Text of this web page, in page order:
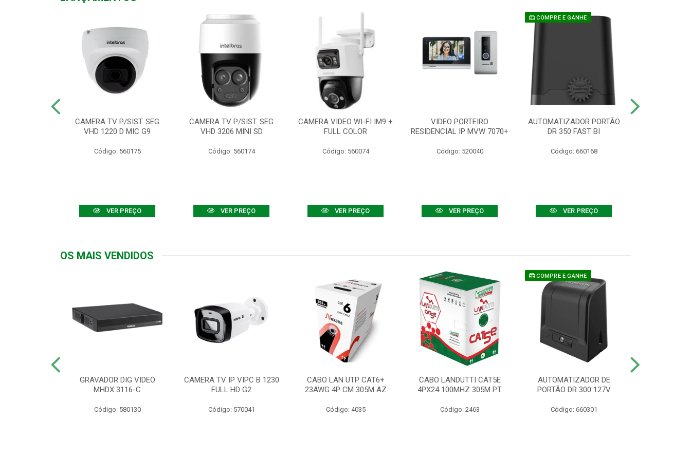
CAMERA TV P/SIST. SEG
VHD 1220 D MIC G9
Código: 560175
VER PREÇO
CAMERA TV P/SIST. SEG
VHD 3206 MINI SD
Código: 560174
VER PREÇO
CAMERA VIDEO WI-FI IM9 +
FULL COLOR
Código: 560074
VER PREÇO
VIDEO PORTEIRO
RESIDENCIAL IP MVW 7070+
Código: 520040
VER PREÇO
COMPRE E GANHE
AUTOMATIZADOR PORTÃO
DR 350 FAST BI
Código: 660168
VER PREÇO
OS MAIS VENDIDOS
GRAVADOR DIG VIDEO
MHDX 3116-C
Código: 580130
CAMERA TV IP VIPC B 1230
FULL HD G2
Código: 570041
CABO LAN UTP CAT6+
23AWG 4P CM 305M AZ
Código: 4035
CABO LANDUTTI CAT5E
4PX24 100MHZ 305M PT
Código: 2463
COMPRE E GANHE
AUTOMATIZADOR DE
PORTÃO DR 300 127V
Código: 660301